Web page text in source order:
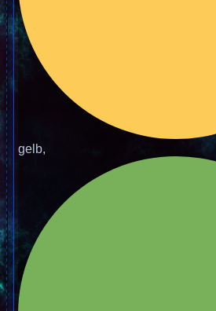
gelb,